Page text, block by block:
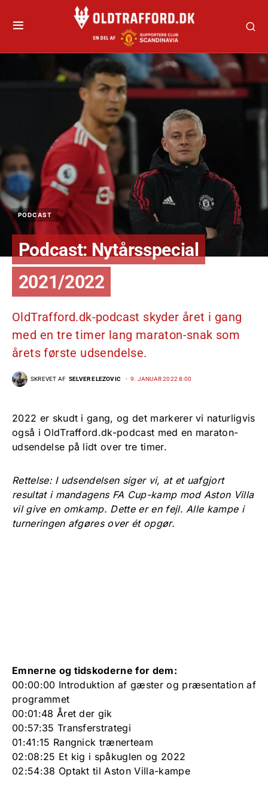
PODCAST
Podcast: Nytårsspecial
2021/2022
OldTrafford.dk-podcast skyder året i gang
med en tre timer lang maraton-snak som
årets første udsendelse.
SKREVET AF SELVER ELEZOVIC 9. JANUAR 2022 8:00
2022 er skudt i gang, og det markerer vi naturligvis
også i OldTrafford.dk-podcast med en maraton-
udsendelse på lidt over tre timer.
Rettelse: I udsendelsen siger vi, at et uafgjort
resultat i mandagens FA Cup-kamp mod Aston Villa
vil give en omkamp. Dette er en fejl. Alle kampe i
turneringen afgøres over ét opgør.
Emnerne og tidskoderne for dem:
00:00:00 Introduktion af gæster og præsentation af
programmet
00:01:48 Året der gik
00:57:35 Transferstrategi
01:41:15 Rangnick trænerteam
02:08:25 Et kig i spåkuglen og 2022
02:54:38 Optakt til Aston Villa-kampe